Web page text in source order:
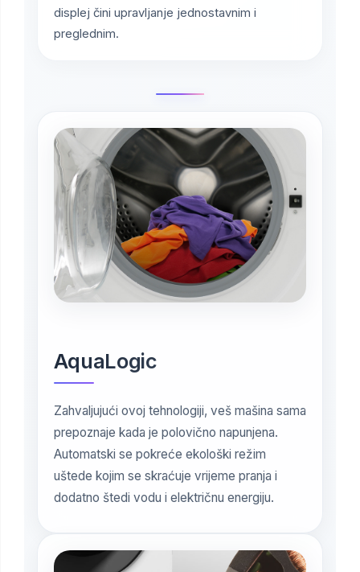
displej čini upravljanje jednostavnim i
preglednim.
AquaLogic
Zahvaljujući ovoj tehnologiji, veš mašina sama
prepoznaje kada je polovično napunjena.
Automatski se pokreće ekološki režim
uštede kojim se skraćuje vrijeme pranja i
dodatno štedi vodu i električnu energiju.